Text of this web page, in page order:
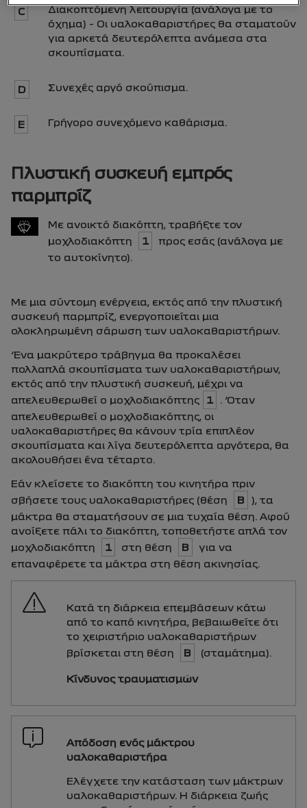
C
Διακοπτόμενη λειτουργία (ανάλογα με το
όχημα) - Οι υαλοκαθαριστήρες θα σταματούν
για αρκετά δευτερόλεπτα ανάμεσα στα
σκουπίσματα.
D Συνεχές αργό σκούπισμα.
E Γρήγορο συνεχόμενο καθάρισμα.
Πλυστική συσκευή εμπρός
παρμπρίζ
Με ανοικτό διακόπτη, τραβήξτε τον
μοχλοδιακόπτη
1
προς εσάς (ανάλογα με
το αυτοκίνητο).
Με μια σύντομη ενέργεια, εκτός από την πλυστική
συσκευή παρμπρίζ, ενεργοποιείται μια
ολοκληρωμένη σάρωση των υαλοκαθαριστήρων.
Ένα μακρύτερο τράβηγμα θα προκαλέσει
πολλαπλά σκουπίσματα των υαλοκαθαριστήρων,
εκτός από την πλυστική συσκευή, μέχρι να
απελευθερωθεί ο μοχλοδιακόπτης
1
. Όταν
απελευθερωθεί ο μοχλοδιακόπτης, οι
υαλοκαθαριστήρες θα κάνουν τρία επιπλέον
σκουπίσματα και λίγα δευτερόλεπτα αργότερα, θα
ακολουθήσει ένα τέταρτο.
Εάν κλείσετε το διακόπτη του κινητήρα πριν
σβήσετε τους υαλοκαθαριστήρες (θέση
B
), τα
μάκτρα θα σταματήσουν σε μια τυχαία θέση. Αφού
ανοίξετε πάλι το διακόπτη, τοποθετήστε απλά τον
μοχλοδιακόπτη
1 στη θέση B
για να
επαναφέρετε τα μάκτρα στη θέση ακινησίας.
Κατά τη διάρκεια επεμβάσεων κάτω
από το καπό κινητήρα, βεβαιωθείτε ότι
το χειριστήριο υαλοκαθαριστήρων
βρίσκεται στη θέση
B (σταμάτημα).
Κίνδυνος τραυματισμών
Απόδοση ενός μάκτρου
υαλοκαθαριστήρα
Ελέγχετε την κατάσταση των μάκτρων
υαλοκαθαριστήρων. Η διάρκεια ζωής